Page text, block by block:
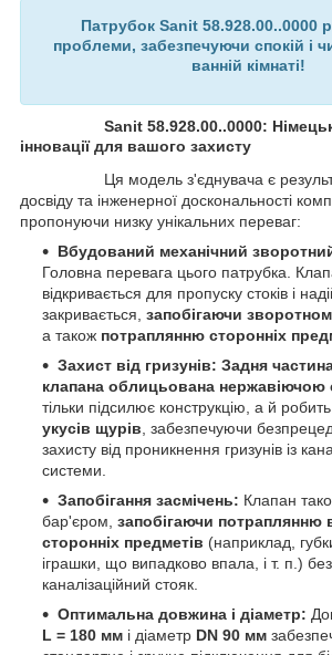
Патрубок Sanit 58.928.00..0000
проблеми, забезпечуючи спокій і
ванній кімнаті!
Sanit 58.928.00..0000:
інновації для вашого захисту
Ця модель з'єднувача є
досвіду та інженерної доскональності
пропонуючи низку унікальних переваг:
Вбудований механічний
Головна перевага цього патрубка.
відкривається для пропуску стоків і
закривається, запобігаючи
а також потраплянню сторонніх
Захист від гризунів: Задня
клапана облицьована нержавіючою
тільки підсилює конструкцію, а й робить
укусів щурів , забезпечуючи
захисту від проникнення гризунів із
системи.
Запобігання засмічень: Клапан
бар'єром, запобігаючи потраплянню
сторонніх предметів (наприклад,
іграшки, що випадково впала, і т. п.)
каналізаційний стояк.
Оптимальна довжина і діаметр:
L = 180 мм і діаметр DN 90 мм